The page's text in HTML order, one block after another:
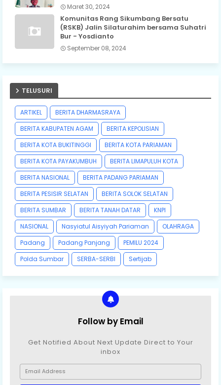
Maret 30, 2024
Komunitas Rang Sikumbang Bersatu
(RSKB) Jalin Silaturahim bersama Suhatri
Bur - Yosdianto
September 08, 2024
TELUSURI
ARTIKEL
BERITA DHARMASRAYA
BERITA KABUPATEN AGAM
BERITA KEPOLISIAN
BERITA KOTA BUKITINGGI
BERITA KOTA PARIAMAN
BERITA KOTA PAYAKUMBUH
BERITA LIMAPULUH KOTA
BERITA NASIONAL
BERITA PADANG PARIAMAN
BERITA PESISIR SELATAN
BERITA SOLOK SELATAN
BERITA SUMBAR
BERITA TANAH DATAR
KNPI
NASIONAL
Nasyiatul Aisyiyah Pariaman
OLAHRAGA
Padang
Padang Panjang
PEMILU 2024
Polda Sumbar
SERBA-SERBI Sertijab
Follow by Email
Get Notified About Next Update Direct to Your
inbox